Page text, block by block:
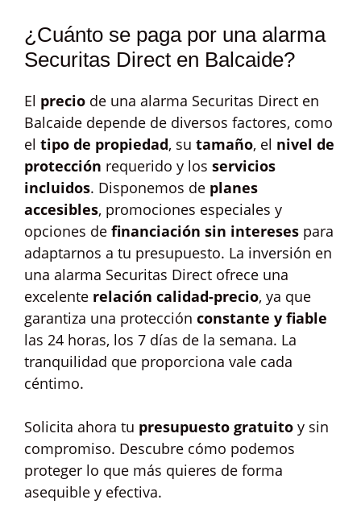
¿Cuánto se paga por una alarma
Securitas Direct en Balcaide?
El precio de una alarma Securitas Direct en
Balcaide depende de diversos factores, como
el tipo de propiedad, su tamaño, el nivel de
protección requerido y los servicios
incluidos. Disponemos de planes
accesibles, promociones especiales y
opciones de financiación sin intereses para
adaptarnos a tu presupuesto. La inversión en
una alarma Securitas Direct ofrece una
excelente relación calidad-precio, ya que
garantiza una protección constante y fiable
las 24 horas, los 7 días de la semana. La
tranquilidad que proporciona vale cada
céntimo.
Solicita ahora tu presupuesto gratuito y sin
compromiso. Descubre cómo podemos
proteger lo que más quieres de forma
asequible y efectiva.